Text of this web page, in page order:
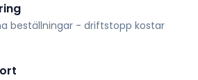
beställningar - driftstopp kostar